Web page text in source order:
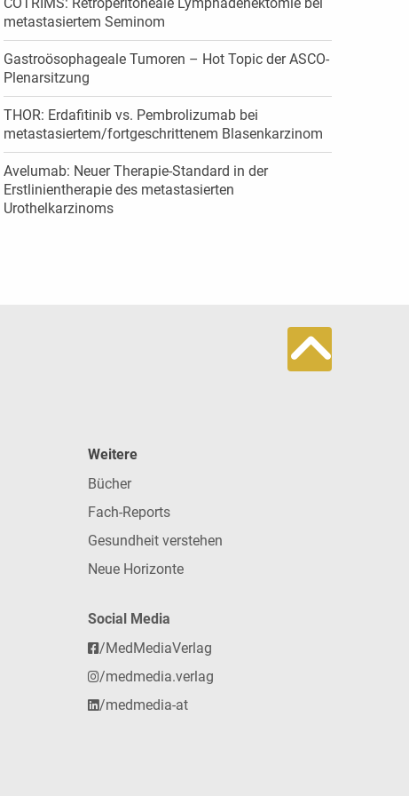
metastasiertem Seminom
Gastroösophageale Tumoren – Hot Topic der ASCO-
Plenarsitzung
THOR: Erdafitinib vs. Pembrolizumab bei
metastasiertem/­fortgeschrittenem Blasenkarzinom
Avelumab: Neuer Therapie-Standard in der
Erstlinientherapie des metastasierten
Urothelkarzinoms
Weitere
Bücher
Fach-Reports
Gesundheit verstehen
Neue Horizonte
Social Media
/MedMediaVerlag
/medmedia.verlag
/medmedia-at